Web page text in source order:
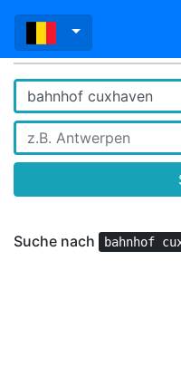
Suche nach bahnhof